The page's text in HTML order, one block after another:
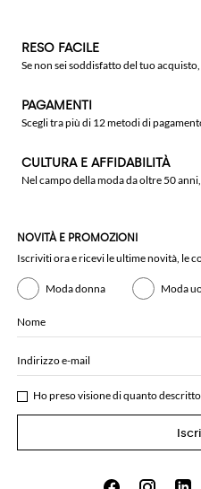
RESO FACILE
Se non sei soddisfatto del tuo
PAGAMENTI
Scegli tra più di 12 metodi di
CULTURA E AFFIDABILITÀ
Nel campo della moda da oltre 50
NOVITÀ E PROMOZIONI
Iscriviti ora e ricevi le ultime novità, le
Moda donna Moda
Nome
Indirizzo e-mail
Ho preso visione di quanto